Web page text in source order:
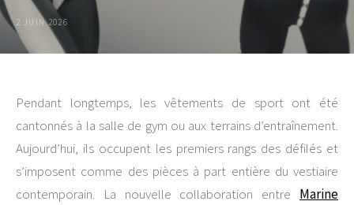
2 JUIN 2026
Pendant longtemps, les vêtements de sport ont été
cantonnés à la salle de gym ou aux terrains d’entraînement.
Aujourd’hui, ils occupent les premiers rangs des défilés et
s’imposent comme des pièces à part entière du vestiaire
contemporain. La nouvelle collaboration entre Marine